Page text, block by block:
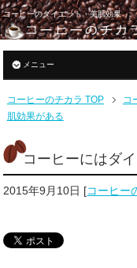
コーヒーのダイエット・美肌効果
メニュー
コーヒーのチカラ TOP コ
肌効果がある
コーヒーにはダ
2015年9月10日 [コーヒー